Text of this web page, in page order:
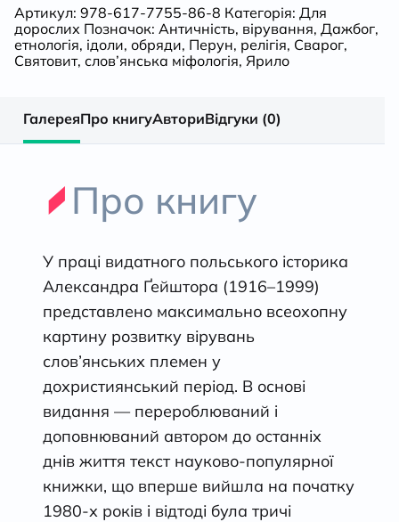
Артикул: 978-617-7755-86-8 Категорія: Для
дорослих Позначок: Античність, вірування, Дажбог,
етнологія, ідоли, обряди, Перун, релігія, Сварог,
Святовит, слов’янська міфологія, Ярило
ГалереяПро книгуАвториВідгуки (0)
Про книгу
У праці видатного польського історика
Александра Ґейштора (1916–1999)
представлено максимально всеохопну
картину розвитку вірувань
слов’янських племен у
дохристиянський період. В основі
видання — перероблюваний i
доповнюваний автором до останніх
днів життя текст науково-популярної
книжки, що вперше вийшла на початку
1980-х років i відтоді була тричі